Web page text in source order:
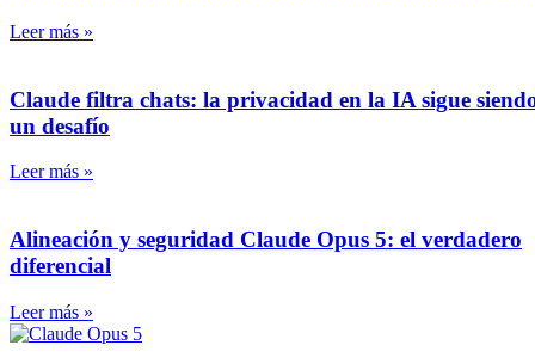
Leer más »
Claude filtra chats: la privacidad en la IA sigue
un desafío
Leer más »
Alineación y seguridad Claude Opus 5: el verdadero
diferencial
Leer más »